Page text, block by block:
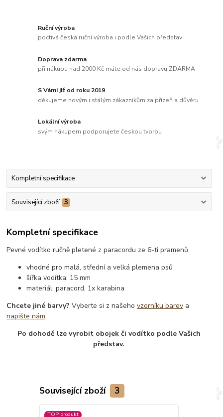
Ruční výroba
poctivá česká ruční výroba i podle Vašich představ
Doprava zdarma
při nákupu nad 2000 Kč máte od nás dopravu ZDARMA
S Vámi již od roku 2019
děkujeme novým i stálým zákazníkům za přízeň a důvěru
Lokální výroba
svým nákupem podporujete českou tvorbu
Kompletní specifikace
Související zboží 3
Kompletní specifikace
Pevné vodítko ručně pletené z paracordu ze 6-ti pramenů
vhodné pro malá, střední a velká plemena psů
šířka vodítka: 15 mm
materiál: paracord, 1x karabina
Chcete jiné barvy? Vyberte si z našehovzorníku barev a
napište nám.
Po dohodě lze vyrobit obojek či vodítko podle Vašich
představ.
Související zboží 3
TOP produkt